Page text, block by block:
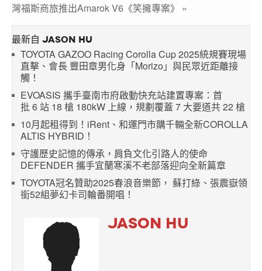
灣福斯商旅推出Amarok V6《笑擁專案》 »
最新自 JASON HU
TOYOTA GAZOO Racing Corolla Cup 2025統規賽現場
直擊、會長 豐田章男化身「Morizo」與民眾近距離接
觸！
EVOASIS 攜手臺南市府啟動快充站建置專案：首
批 6 站 18 槍 180kW 上線，規劃覆蓋 7 大要道共 22 槍
10月起租得到！iRent、和運門市購千輛全新COROLLA
ALTIS HYBRID！
守護歷史記憶的傳承，肩負文化引路人的使命
DEFENDER 攜手宜蘭寒溪不老部落迎向全新篇章
TOYOTA冠名贊助2025春浪音樂節， 蘇打綠、張震嶽領
銜52組夢幻卡司輪番開唱！
JASON HU